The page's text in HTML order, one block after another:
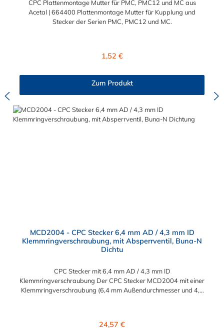
CPC Plattenmontage Mutter für PMC, PMC12 und MC aus
Acetal | 664400 Plattenmontage Mutter für Kupplung und
Stecker der Serien PMC, PMC12 und MC.
Regulärer Preis:
1,52 €
Zum Produkt
MCD2004 - CPC Stecker 6,4 mm AD / 4,3 mm ID
Klemmringverschraubung, mit Absperrventil, Buna-N
Dichtu
CPC Stecker mit 6,4 mm AD / 4,3 mm ID
Klemmringverschraubung Der CPC Stecker MCD2004 mit einer
Klemmringverschraubung (6,4 mm Außendurchmesser und 4,3
Regulärer Preis:
24,57 €